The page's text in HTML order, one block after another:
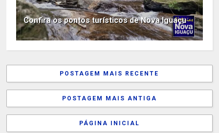
Confira os pontos turísticos de Nova Iguaçu
POSTAGEM MAIS RECENTE
POSTAGEM MAIS ANTIGA
PÁGINA INICIAL